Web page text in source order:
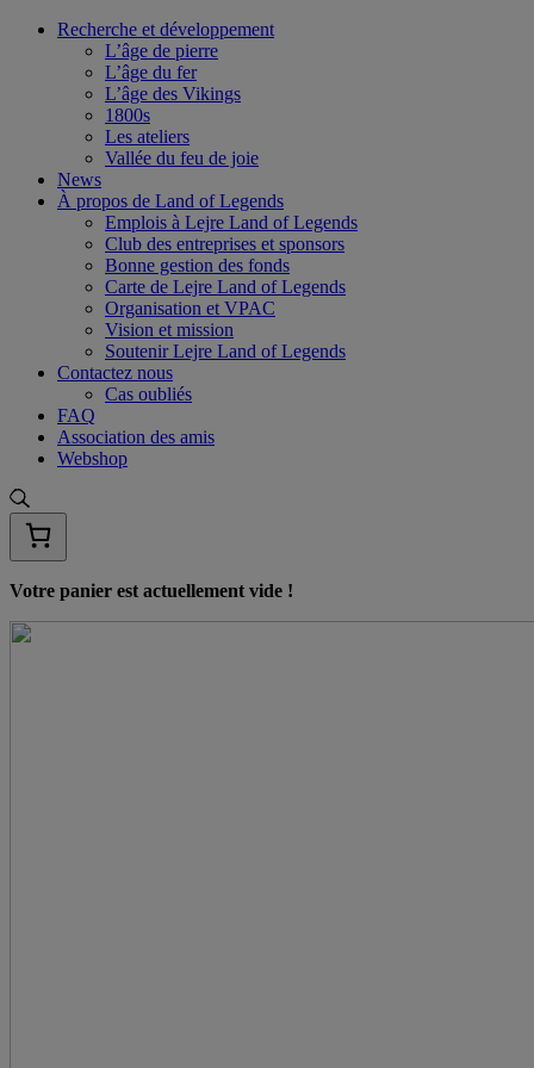
Skip
Recherche et développement
L’âge de pierre
L’âge du fer
L’âge des Vikings
1800s
Les ateliers
Vallée du feu de joie
News
À propos de Land of Legends
Emplois à Lejre Land of Legends
Club des entreprises et sponsors
Bonne gestion des fonds
Carte de Lejre Land of Legends
Organisation et VPAC
Vision et mission
Soutenir Lejre Land of Legends
Contactez nous
Cas oubliés
FAQ
Association des amis
Webshop
Votre panier est actuellement vide !